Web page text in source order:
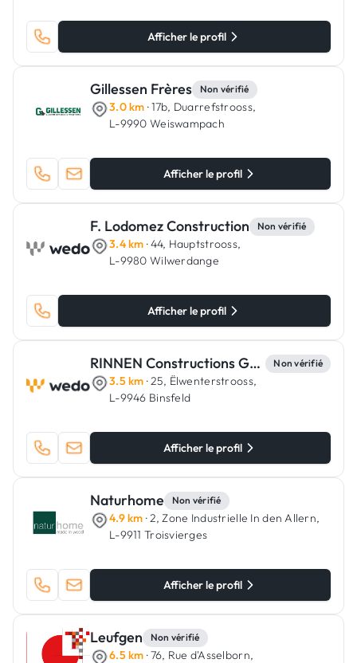
Afficher le profil
Gillessen Frères Non vérifié
3.0 km · 17b, Duarrefstrooss,
L-9990 Weiswampach
Afficher le profil
F. Lodomez Construction Non vérifié
3.4 km · 44, Hauptstrooss,
L-9980 Wilwerdange
Afficher le profil
RINNEN Constructions Générales Non vérifié
3.5 km · 25, Ëlwenterstrooss,
L-9946 Binsfeld
Afficher le profil
Naturhome Non vérifié
4.9 km · 2, Zone Industrielle In den Allern,
L-9911 Troisvierges
Afficher le profil
Leufgen Non vérifié
6.5 km · 76, Rue d'Asselborn,